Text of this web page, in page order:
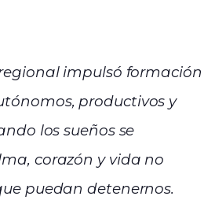
impulsó formación
productivos y
los sueños se
corazón y vida no
puedan detenernos.